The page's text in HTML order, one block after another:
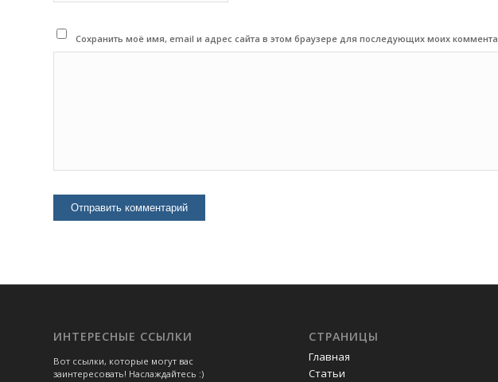
Сохранить моё имя, email и адрес сайта в этом браузере для последующих моих
ИНТЕРЕСНЫЕ ССЫЛКИ
Вот ссылки, которые могут вас
заинтересовать! Наслаждайтесь :)
СТРАНИЦЫ
Главная
Статьи